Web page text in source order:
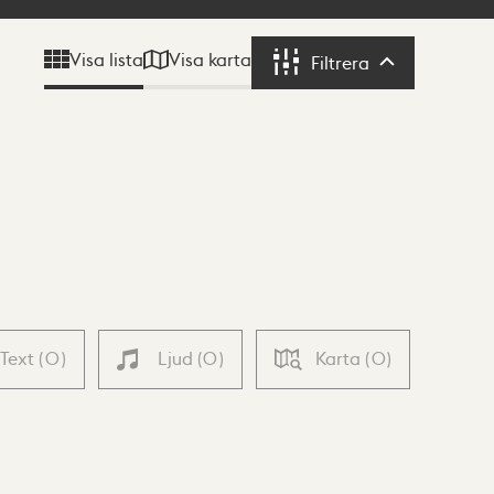
Visa lista Visa karta Filtrera Filtrera
Text (0) Ljud (0) Karta (0)